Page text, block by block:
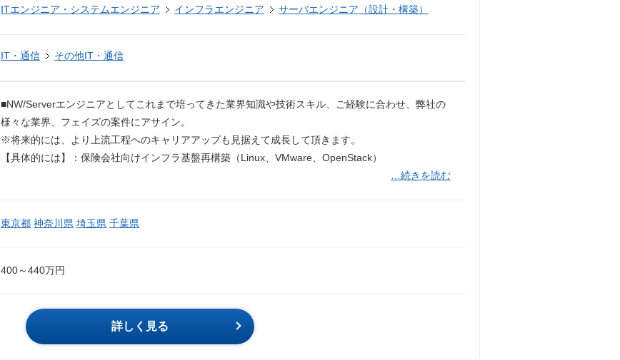
ITエンジニア・システムエンジニア インフラエンジニア サーバエンジニア（設計・構築）
IT・通信 その他IT・通信
■NW/Serverエンジニアとしてこれまで培ってきた業界知識や技術スキル、ご経験に合わせ、弊社の
様々な業界、フェイズの案件にアサイン。
※将来的には、より上流工程へのキャリアアップも見据えて成長して頂きます。
【具体的には】：保険会社向けインフラ基盤再構築（Linux、VMware、OpenStack）
…続きを読む
東京都 神奈川県 埼玉県 千葉県
400～440万円
詳しく見る